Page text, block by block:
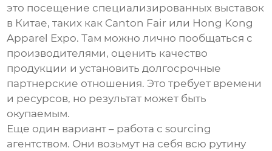
это посещение специализированных выставок
в Китае, таких как Canton Fair или Hong Kong
Apparel Expo. Там можно лично пообщаться с
производителями, оценить качество
продукции и установить долгосрочные
партнерские отношения. Это требует времени
и ресурсов, но результат может быть
окупаемым.
Еще один вариант – работа с sourcing
агентством. Они возьмут на себя всю рутину